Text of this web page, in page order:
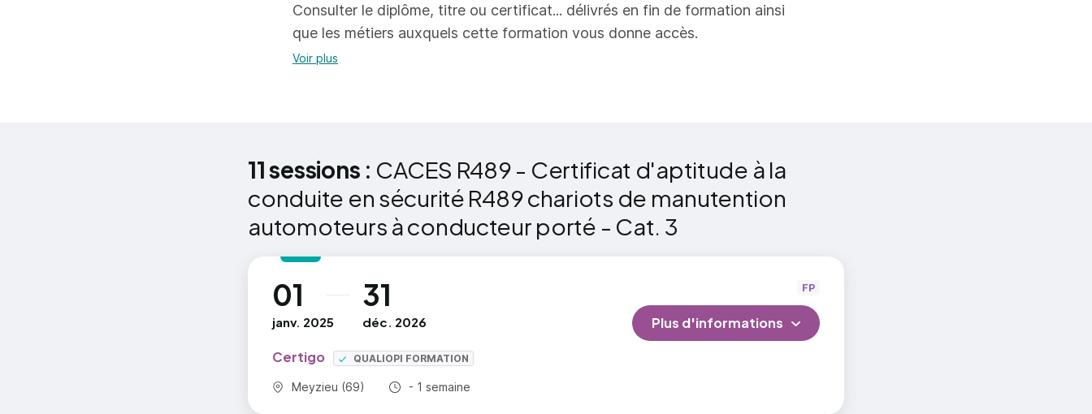
Consulter le diplôme, titre ou certificat... délivrés en fin de formation ainsi
que les métiers auxquels cette formation vous donne accès.
Voir plus
11 sessions : CACES R489 - Certificat d'aptitude à la
conduite en sécurité R489 chariots de manutention
automoteurs à conducteur porté - Cat. 3
01
janv. 2025
au 31
déc. 2026
Certigo QUALIOPI FORMATION
Commune :
Meyzieu (69) Durée totale :
- 1 semaine
FP
Plus d'informations